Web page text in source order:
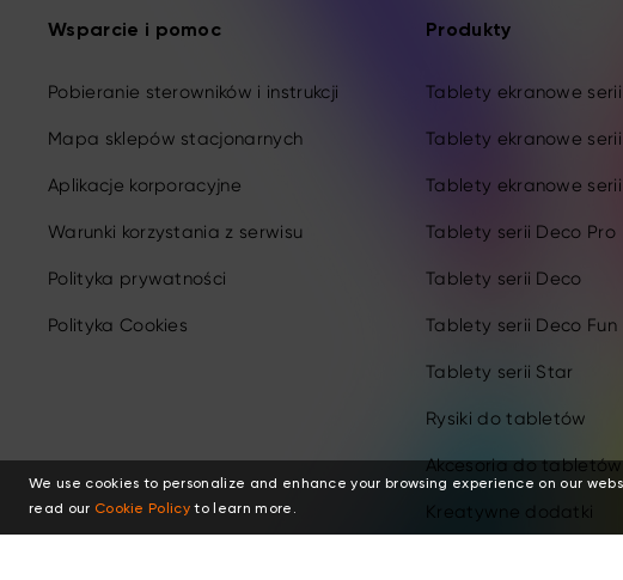
Wsparcie i pomoc
Pobieranie sterowników i instrukcji
Mapa sklepów stacjonarnych
Aplikacje korporacyjne
Warunki korzystania z serwisu
Polityka prywatności
Polityka Cookies
Produkty
Tablety ekranowe
Tablety ekranowe
Tablety ekranowe
Tablety serii Deco Pro
Tablety serii Deco
Tablety serii Deco Fun
Tablety serii Star
Rysiki do tabletów
Akcesoria do tabletów
Kreatywne dodatki
We use cookies to personalize and enhance your browsing experience on our
read our Cookie Policy to learn more.